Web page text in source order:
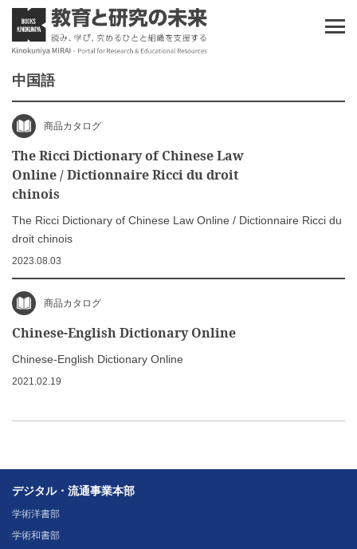
中国語
商品カタログ
The Ricci Dictionary of Chinese Law
Online / Dictionnaire Ricci du droit
chinois
The Ricci Dictionary of Chinese Law Online / Dictionnaire Ricci du
droit chinois
2023.08.03
商品カタログ
Chinese-English Dictionary Online
Chinese-English Dictionary Online
2021.02.19
デジタル・流通事業本部
学術洋書部
学術和書部